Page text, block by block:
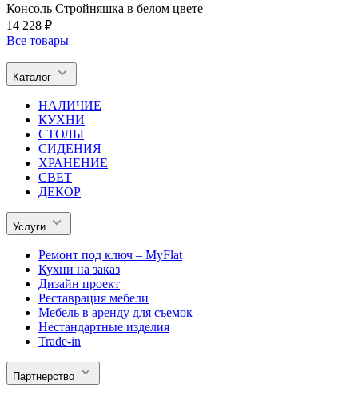
Консоль Стройняшка в белом цвете
14 228 ₽
Все товары
Каталог
НАЛИЧИЕ
КУХНИ
СТОЛЫ
СИДЕНИЯ
ХРАНЕНИЕ
СВЕТ
ДЕКОР
Услуги
Ремонт под ключ – MyFlat
Кухни на заказ
Дизайн проект
Реставрация мебели
Мебель в аренду для съемок
Нестандартные изделия
Trade-in
Партнерство